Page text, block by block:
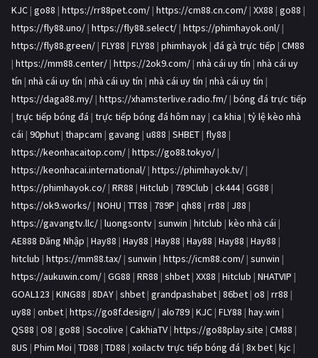
KJC | go88 | https://rr88pet.com/ | https://cm88.cn.com/ | XX88 | go88 |
https://fly88.uno/ | https://fly88.select/ | https://phimhayok.onl/ |
https://fly88.green/ | FLY88 | FLY88 | phimhayok | đá gà trực tiếp | CM88
| https://mm88.center/ | https://2ok9.com/ | nhà cái uy tín | nhà cái uy
tín | nhà cái uy tín | nhà cái uy tín | nhà cái uy tín | nhà cái uy tín |
https://daga88.my/ | https://xhamsterlive.radio.fm/ | bóng đá trực tiếp
| trực tiếp bóng đá | trực tiếp bóng đá hôm nay | ca khia | tỷ lệ kèo nhà
cái | 90phut | thapcam | gavang | u888 | SHBET | fly88 |
https://keonhacaitop.com/ | https://go88.tokyo/ |
https://keonhacai.international/ | https://phimhayok.tv/ |
https://phimhayok.co/ | RR88 | Hitclub | 789Club | ck444| GG88 |
https://ok9.works/ | NOHU | TT88 | 789P | qh88 | rr88 | J88 |
https://gavangtv.llc/ | luongsontv | sunwin | hitclub | kèo nhà cái |
AE888 Đăng Nhập | Hay88 | Hay88 | Hay88 | Hay88 | Hay88 | Hay88 |
hitclub | https://mm88.tax/ | sunwin | https://icm88.com/ | sunwin |
https://aukuwin.com/ | GG88 | RR88 | shbet | XX88 | Hitclub | NHATVIP |
GOAL123 | KING88 | 8DAY | shbet | grandpashabet | 86bet | o8 | rr88 |
uy88 | onbet | https://go8f.design/ | alo789 | KJC | FLY88 | hay.win |
QS88 | O8 | go88 | Socolive | CakhiaTV | https://go88play.site | CM88 |
8US | Phim Moi | TD88 | TD88 | xoilactv trực tiếp bóng đá | 8x bet | kjc |